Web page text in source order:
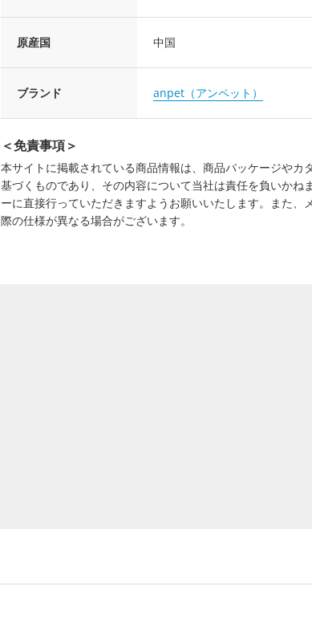
原産国 中国
ブランド anpet（アンペット）
＜免責事項＞
本サイトに掲載されている商品情報は、商品パッケージやカ
基づくものであり、その内容について当社は責任を負いかね
ーに直接行っていただきますようお願いいたします。また
際の仕様が異なる場合がございます。